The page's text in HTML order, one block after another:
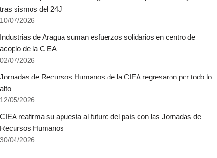
tras sismos del 24J
10/07/2026
Industrias de Aragua suman esfuerzos solidarios en centro de
acopio de la CIEA
02/07/2026
Jornadas de Recursos Humanos de la CIEA regresaron por todo lo
alto
12/05/2026
CIEA reafirma su apuesta al futuro del país con las Jornadas de
Recursos Humanos
30/04/2026